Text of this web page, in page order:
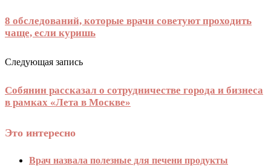
8 обследований, которые врачи советуют проходить
чаще, если куришь
Следующая запись
Собянин рассказал о сотрудничестве города и бизнеса
в рамках «Лета в Москве»
Это интересно
Врач назвала полезные для печени продукты